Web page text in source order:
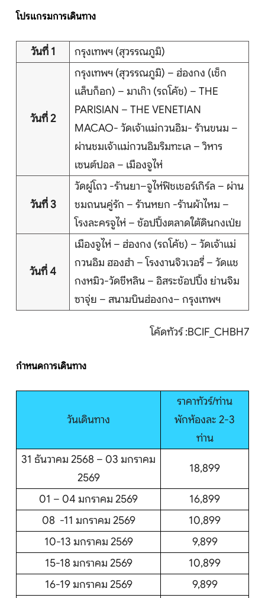
จัดกรุ๊ปในประเทศ
เรือเจ้าพระยา
ติดต่อเรา
โปรแกรมการเดินทาง
วันที่ 1 กรุงเทพฯ (สุวรรณภูมิ)
วันที่ 2
กรุงเทพฯ (สุวรรณภูมิ) – ฮ่องกง (เช็ก
แล็บก็อก) – มาเก๊า (รถโค้ช) – THE
PARISIAN – THE VENETIAN
MACAO- วัดเจ้าแม่กวนอิม- ร้านขนม –
ผ่านชมเจ้าแม่กวนอิมริมทะเล – วิหาร
เซนต์ปอล – เมืองจูไห่
วันที่ 3
วัดผู่โถว -ร้านยา–จูไห่ฟิชเชอร์เกิร์ล – ผ่าน
ชมถนนคู่รัก – ร้านหยก -ร้านผ้าไหม –
โรงละครจูไห่ – ช้อปปิ้งตลาดใต้ดินกงเป่ย
วันที่ 4
เมืองจูไห่ – ฮ่องกง (รถโค้ช) – วัดเจ้าแม่
กวนอิม ฮองฮำ – โรงงานจิวเวอรี่ – วัดแช
กงหมิว-วัดชีหลิน – อิสระช้อปปิ้ง ย่านจิม
ซาจุ่ย – สนามบินฮ่องกง– กรุงเทพฯ
โค้ดทัวร์ :BCIF_CHBH7
กำหนดการเดินทาง
วันเดินทาง
ราคาทัวร์/ท่าน
พักห้องละ 2-3
ท่าน
31 ธันวาคม 2568 – 03 มกราคม
2569
18,899
01 – 04 มกราคม 2569
16,899
08 -11 มกราคม 2569
10,899
10-13 มกราคม 2569
9,899
15-18 มกราคม 2569
10,899
16-19 มกราคม 2569
9,899